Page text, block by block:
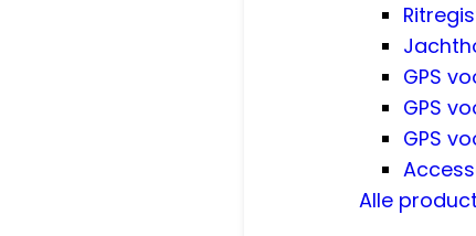
GPS
GPS
GPS
Alle